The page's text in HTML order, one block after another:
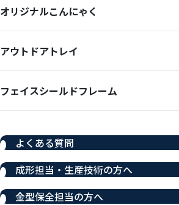
オリジナルこんにゃく
アウトドアトレイ
フェイスシールドフレーム
よくある質問
成形担当・生産技術の方へ
金型保全担当の方へ